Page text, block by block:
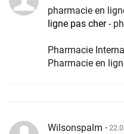
pharmacie en
ligne pas cher-
Pharmacie
Pharmacie en
Wilsonspalm •